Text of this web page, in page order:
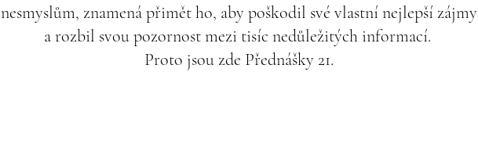
nesmyslům, znamená přimět ho, aby poškodil své vlastní nejlepší zájmy
a rozbil svou pozornost mezi tisíc nedůležitých informací.
Proto jsou zde Přednášky 21.